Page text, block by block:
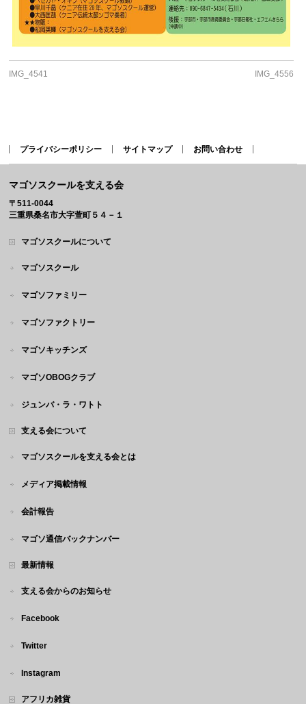
IMG_4541 IMG_4556
プライバシーポリシー サイトマップ お問い合わせ
マゴソスクールを支える会
〒511-0044
三重県桑名市大字萱町５４－１
マゴソスクールについて
マゴソスクール
マゴソファミリー
マゴソファクトリー
マゴソキッチンズ
マゴソOBOGクラブ
ジュンバ・ラ・ワトト
支える会について
マゴソスクールを支える会とは
メディア掲載情報
会計報告
マゴソ通信バックナンバー
最新情報
支える会からのお知らせ
Facebook
Twitter
Instagram
アフリカ雑貨